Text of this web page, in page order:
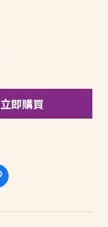
立即購買